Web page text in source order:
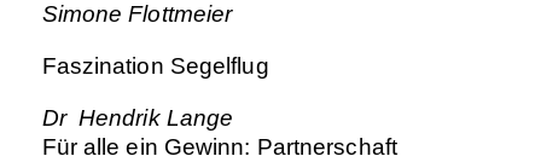
Simone Flottmeier
Faszination Segelflug
Dr Hendrik Lange
Für alle ein Gewinn: Partnerschaft